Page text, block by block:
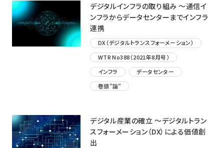
デジタルインフラの取り組み ～通信イ
ンフラからデータセンターまでインフラ
連携
DX（デジタルトランスフォーメーション）
WTR No388（2021年8月号）
インフラ
データセンター
巻頭”論”
デジタル産業の確立 ～デジタルトラン
スフォーメーション（DX）による価値創
出